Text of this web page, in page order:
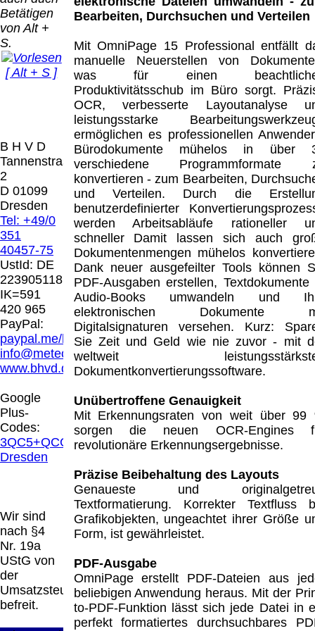
Betätigen
von Alt +
S.
[ Alt + S ]
B H V D
Tannenstrasse
2
D 01099
Dresden
Tel: +49/0
351
40457-75
UstId: DE
223905118
IK=591
420 965
PayPal:
paypal.me/blindenhilfsmittel
info@meteor.vision
www.bhvd.de
Google
Plus-
Codes:
3QC5+QCG
Dresden
Wir sind
nach §4
Nr. 19a
UStG von
der
Umsatzsteuer
befreit.
Bearbeiten, Durchsuchen und Verteilen
Mit OmniPage 15 Professional entfällt
manuelle Neuerstellen von
was für einen
Produktivitätsschub im Büro sorgt.
OCR, verbesserte Layoutanalyse
leistungsstarke
ermöglichen es professionellen
Bürodokumente mühelos in über
verschiedene Programmformate
konvertieren - zum Bearbeiten,
und Verteilen. Durch die
benutzerdefinierter
werden Arbeitsabläufe rationeller
schneller Damit lassen sich auch
Dokumentenmengen mühelos
Dank neuer ausgefeilter Tools können
PDF-Ausgaben erstellen, Textdokumente
Audio-Books umwandeln und
elektronischen Dokumente
Digitalsignaturen versehen. Kurz:
Sie Zeit und Geld wie nie zuvor - mit
weltweit
Dokumentkonvertierungssoftware.
Unübertroffene Genauigkeit
Mit Erkennungsraten von weit über 99
sorgen die neuen OCR-Engines
revolutionäre Erkennungsergebnisse.
Präzise Beibehaltung des Layouts
Genaueste und
Textformatierung. Korrekter Textfluss
Grafikobjekten, ungeachtet ihrer Größe
Form, ist gewährleistet.
PDF-Ausgabe
OmniPage erstellt PDF-Dateien aus
beliebigen Anwendung heraus. Mit der
to-PDF-Funktion lässt sich jede Datei in
perfekt formatiertes durchsuchbares
Der Versand erfolgt
als versichertes
Paket.
Selbstabholung
vom Büro oder
von
Ausstellungen:
0.00 €
Versandart
Email z.B. einen
Lizenzschlüssel
und die
Rechnung /
Lieferschein. Sie
erhalten also
keinen
Datenträger
Die in diesem Dokument genannten
Warenzeichen sind Eigentum der jeweiligen
Firmen. Preisänderungen, Irrtümer und
technische Änderungen vorbehalten.
letzte Änderung: 10. März 2026 Blinden
Hilfsmittel Vertrieb Dresden,
Mit einem Urteil vom 12.05.1998 - 312 O
85/98 - Haftung für Links hat das Landgericht
Hamburg entschieden, dass man durch die
Anbringung eines Links, die Inhalte der
gelinkten Seite ggf. mit zu verantworten hat.
Dieses kann nur dadurch verhindert werden,
dass man sich ausdrücklich von diesen
Inhalten distanziert. Hiermit distanzieren wir
uns ausdrücklich von allen Inhalten, aller
gelinkten Seiten auf unserer Homepage und
machen uns diese Inhalte nicht zu eigen.
Diese Erklärung gilt für alle auf unserer
Homepage angebrachten Links.
Die Europäische Kommission stellt eine
Plattform zur Online-Streitbeilegung (OS)
bereit. Die Plattform finden Sie unter
http://ec.europa.eu/consumers/odr/Unsere E-
Mailadresse lautet:info@meteor.vision
Seitenanfang
Impressum
Datenschutz Urheberrechte Kontakt
Links
Katalog (PDF) Sitemap
2026
Wir
[ 7570 ]
große Anzeige Schließen X